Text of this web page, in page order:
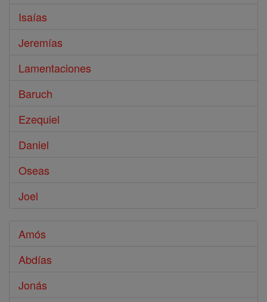
Isaías
Jeremías
Lamentaciones
Baruch
Ezequiel
Daniel
Oseas
Joel
Amós
Abdías
Jonás